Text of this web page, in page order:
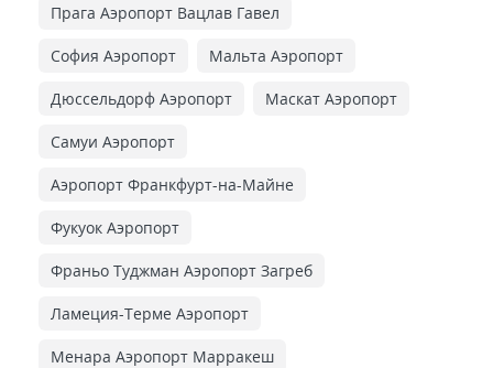
Прага Аэропорт Вацлав Гавел
София Аэропорт Мальта Аэропорт
Дюссельдорф Аэропорт Маскат Аэропорт
Самуи Аэропорт
Аэропорт Франкфурт-на-Майне
Фукуок Аэропорт
Франьо Туджман Аэропорт Загреб
Ламеция-Терме Аэропорт
Менара Аэропорт Марракеш